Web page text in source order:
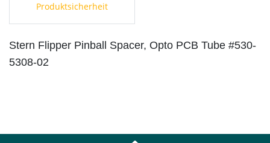
Produktsicherheit
Stern Flipper Pinball Spacer, Opto PCB Tube #530-
5308-02